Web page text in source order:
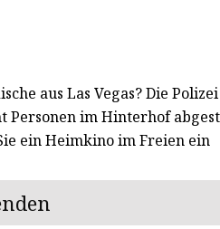
aus Las Vegas? Die
Personen im Hinterhof
ein Heimkino im Freien ein